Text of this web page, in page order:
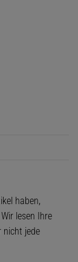
haben,
lesen Ihre
nicht jede